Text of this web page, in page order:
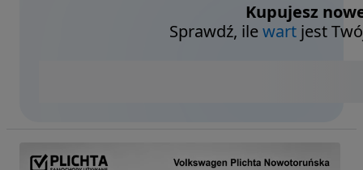
Kupujesz
Sprawdź, ilewart jest